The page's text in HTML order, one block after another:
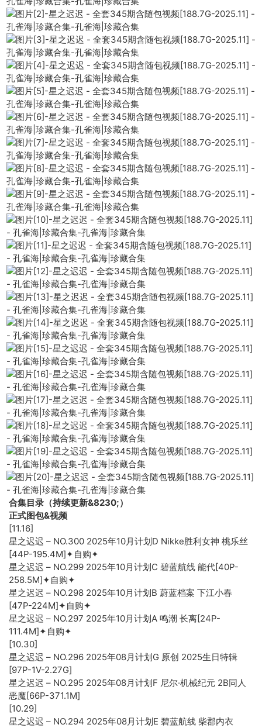
合集目录（持续更新&8230;）
正式图包&视频
[11.16]
星之迟迟 – NO.300 2025年10月计划D Nikke胜利女神 桃乐丝
[44P-195.4M]✦自购✦
星之迟迟 – NO.299 2025年10月计划C 碧蓝航线 能代[40P-
258.5M]✦自购✦
星之迟迟 – NO.298 2025年10月计划B 蔚蓝档案 下江小春
[47P-224M]✦自购✦
星之迟迟 – NO.297 2025年10月计划A 鸣潮 长离[24P-
111.4M]✦自购✦
[10.30]
星之迟迟 – NO.296 2025年08月计划G 原创 2025生日特辑
[97P-1V-2.27G]
星之迟迟 – NO.295 2025年08月计划F 尼尔·机械纪元 2B同人
恶魔[66P-371.1M]
[10.29]
星之迟迟 – NO.294 2025年08月计划E 碧蓝航线 柴郡内衣